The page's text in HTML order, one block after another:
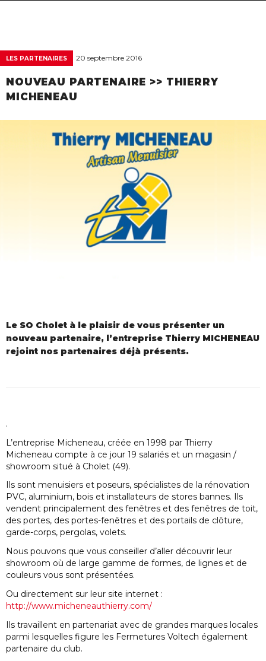
LES PARTENAIRES 20 septembre 2016
NOUVEAU PARTENAIRE >> THIERRY
MICHENEAU
Le SO Cholet à le plaisir de vous présenter un
nouveau partenaire, l’entreprise Thierry MICHENEAU
rejoint nos partenaires déjà présents.
.
L’entreprise Micheneau, créée en 1998 par Thierry
Micheneau compte à ce jour 19 salariés et un magasin /
showroom situé à Cholet (49).
Ils sont menuisiers et poseurs, spécialistes de la rénovation
PVC, aluminium, bois et installateurs de stores bannes. Ils
vendent principalement des fenêtres et des fenêtres de toit,
des portes, des portes-fenêtres et des portails de clôture,
garde-corps, pergolas, volets.
Nous pouvons que vous conseiller d’aller découvrir leur
showroom où de large gamme de formes, de lignes et de
couleurs vous sont présentées.
Ou directement sur leur site internet :
http://www.micheneauthierry.com/
Ils travaillent en partenariat avec de grandes marques locales
parmi lesquelles figure les Fermetures Voltech également
partenaire du club.